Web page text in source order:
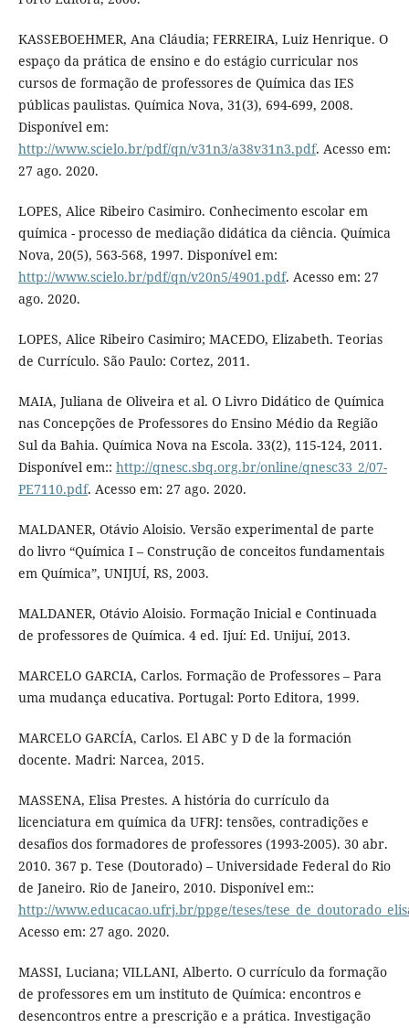
KASSEBOEHMER, Ana Cláudia; FERREIRA, Luiz Henrique. O
espaço da prática de ensino e do estágio curricular nos
cursos de formação de professores de Química das IES
públicas paulistas. Química Nova, 31(3), 694-699, 2008.
Disponível em:
http://www.scielo.br/pdf/qn/v31n3/a38v31n3.pdf. Acesso em:
27 ago. 2020.
LOPES, Alice Ribeiro Casimiro. Conhecimento escolar em
química - processo de mediação didática da ciência. Química
Nova, 20(5), 563-568, 1997. Disponível em:
http://www.scielo.br/pdf/qn/v20n5/4901.pdf. Acesso em: 27
ago. 2020.
LOPES, Alice Ribeiro Casimiro; MACEDO, Elizabeth. Teorias
de Currículo. São Paulo: Cortez, 2011.
MAIA, Juliana de Oliveira et al. O Livro Didático de Química
nas Concepções de Professores do Ensino Médio da Região
Sul da Bahia. Química Nova na Escola. 33(2), 115-124, 2011.
Disponível em:: http://qnesc.sbq.org.br/online/qnesc33_2/07-
PE7110.pdf. Acesso em: 27 ago. 2020.
MALDANER, Otávio Aloisio. Versão experimental de parte
do livro “Química I – Construção de conceitos fundamentais
em Química”, UNIJUÍ, RS, 2003.
MALDANER, Otávio Aloisio. Formação Inicial e Continuada
de professores de Química. 4 ed. Ijuí: Ed. Unijuí, 2013.
MARCELO GARCIA, Carlos. Formação de Professores – Para
uma mudança educativa. Portugal: Porto Editora, 1999.
MARCELO GARCÍA, Carlos. El ABC y D de la formación
docente. Madri: Narcea, 2015.
MASSENA, Elisa Prestes. A história do currículo da
licenciatura em química da UFRJ: tensões, contradições e
desafios dos formadores de professores (1993-2005). 30 abr.
2010. 367 p. Tese (Doutorado) – Universidade Federal do Rio
de Janeiro. Rio de Janeiro, 2010. Disponível em::
http://www.educacao.ufrj.br/ppge/teses/
Acesso em: 27 ago. 2020.
MASSI, Luciana; VILLANI, Alberto. O currículo da formação
de professores em um instituto de Química: encontros e
desencontros entre a prescrição e a prática. Investigação